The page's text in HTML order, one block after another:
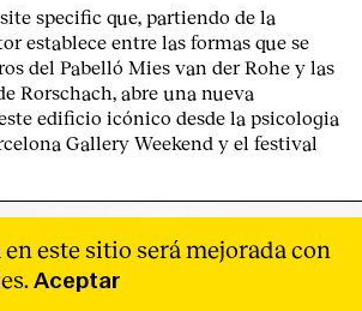
specific que, partiendo de la
establece entre las formas que se
del Pabelló Mies van der Rohe y las
Rorschach, abre una nueva
edificio icónico desde la psicologia
Gallery Weekend y el festival
este sitio será mejorada con
Aceptar